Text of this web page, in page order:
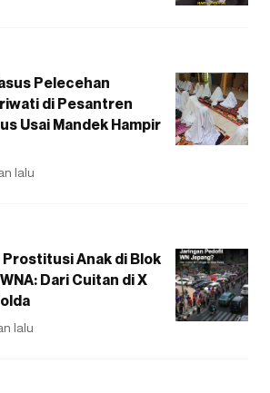
Pelecehan
di Pesantren
Usai Mandek Hampir
lalu
Anak di Blok
Dari Cuitan di X
lalu